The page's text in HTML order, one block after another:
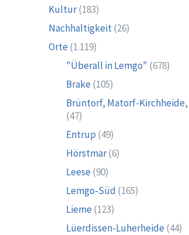
Kultur(183)
Nachhaltigkeit(26)
Orte (1.119)
"Überall in Lemgo" (678)
Brake (105)
Brüntorf, Matorf-
(47)
Entrup (49)
Hörstmar(6)
Leese (90)
Lemgo-Süd (165)
Lieme (123)
Lüerdissen-Luherheide (44)